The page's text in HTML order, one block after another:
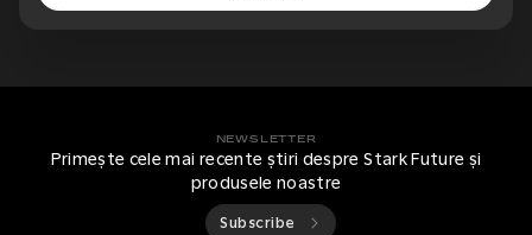
NEWSLETTER
Primește cele mai recente știri despre Stark Future și
produsele noastre
Subscribe